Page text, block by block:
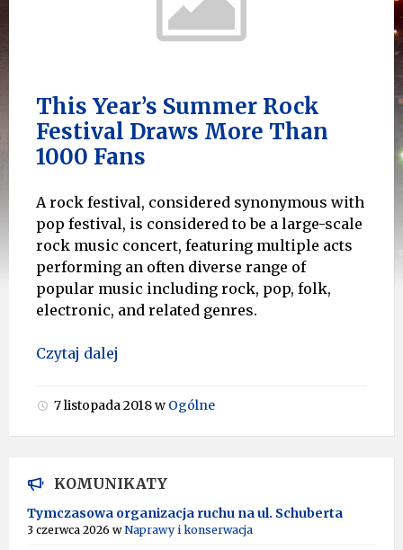
This Year’s Summer Rock
Festival Draws More Than
1000 Fans
A rock festival, considered synonymous with
pop festival, is considered to be a large-scale
rock music concert, featuring multiple acts
performing an often diverse range of
popular music including rock, pop, folk,
electronic, and related genres.
Czytaj dalej
7 listopada 2018w Ogólne
KOMUNIKATY
Tymczasowa organizacja ruchu na ul. Schuberta
3 czerwca 2026 wNaprawy i konserwacja